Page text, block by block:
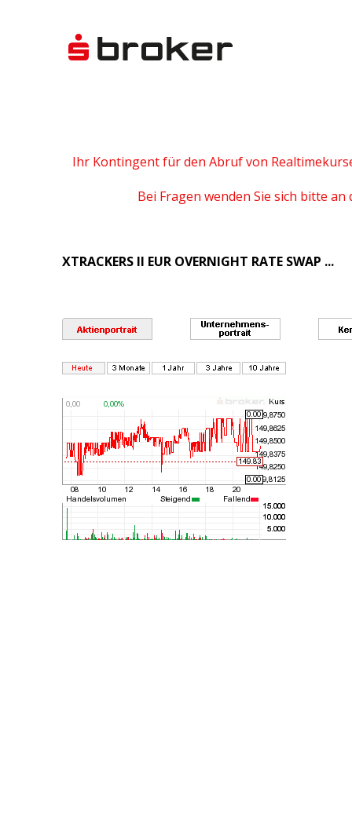
Ihr Kontingent für den Abruf von
Bei Fragen wenden Sie sich bitte
XTRACKERS II EUR OVERNIGHT RATE SWAP ...